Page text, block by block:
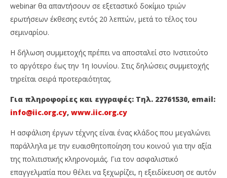
webinar θα απαντήσουν σε εξεταστικό δοκίμιο τριών
ερωτήσεων έκθεσης εντός 20 λεπτών, μετά το τέλος του
σεμιναρίου.
Η δήλωση συμμετοχής πρέπει να αποσταλεί στο Ινστιτούτο
το αργότερο έως την 1η Ιουνίου. Στις δηλώσεις συμμετοχής
τηρείται σειρά προτεραιότητας.
Για πληροφορίες και εγγραφές: Τηλ. 22761530, email:
info@iic.org.cy, www.iic.org.cy
Η ασφάλιση έργων τέχνης είναι ένας κλάδος που μεγαλώνει
παράλληλα με την ευαισθητοποίηση του κοινού για την αξία
της πολιτιστικής κληρονομιάς. Για τον ασφαλιστικό
επαγγελματία που θέλει να ξεχωρίζει, η εξειδίκευση σε αυτόν